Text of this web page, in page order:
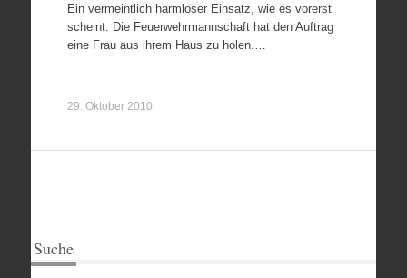
Ein vermeintlich harmloser Einsatz, wie es vorerst
scheint. Die Feuerwehrmannschaft hat den Auftrag
eine Frau aus ihrem Haus zu holen.…
29. Oktober 2010
Suche